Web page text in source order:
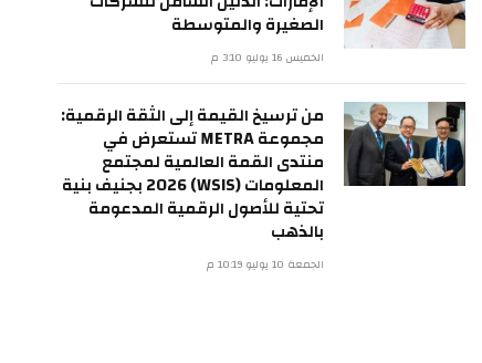
الصغيرة والمتوسطة
الخميس 16 يوليو 3:10 م
من ترسيخ القيمة إلى الثقة الرقمية:
مجموعة METRA تستعرض في
منتدى القمة العالمية لمجتمع
المعلومات (WSIS) 2026 بجنيف بنية
تحتية للأصول الرقمية المدعومة
بالذهب
الجمعة 10 يوليو 10:19 م